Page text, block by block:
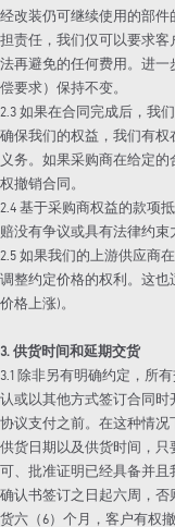
经改装仍可继续使用的部
担责任，我们仅可以要求
法再避免的任何费用。进
偿要求）保持不变。
2.3 如果在合同完成后，我
确保我们的权益，我们有权
义务。如果采购商在给定
权撤销合同。
2.4 基于采购商权益的款项
赔没有争议或具有法律约束
2.5 如果我们的上游供应商
调整约定价格的权利。这
价格上涨)。
3. 供货时间和延期交货
3.1 除非另有明确约定，所
认或以其他方式签订合同时
协议支付之前。在这种情
供货日期以及供货时间，
可、批准证明已经具备并
确认书签订之日起六周，
货六（6）个月，客户有权撤